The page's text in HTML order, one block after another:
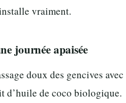
vraiment.
journée apaisée
doux des gencives avec
d’huile de coco biologique.